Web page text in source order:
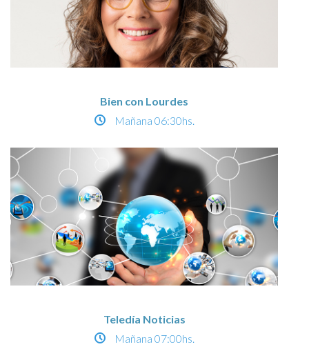
Bien con Lourdes
Mañana 06:30hs.
Teledía Noticias
Mañana 07:00hs.